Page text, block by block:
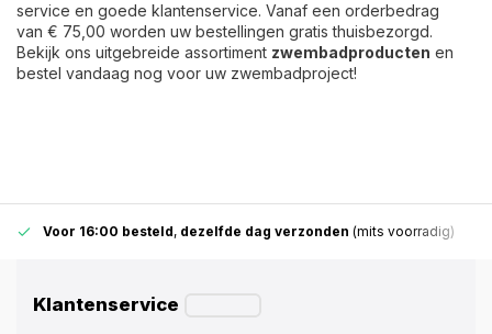
service en goede klantenservice. Vanaf een orderbedrag
van € 75,00 worden uw bestellingen gratis thuisbezorgd.
Bekijk ons uitgebreide assortiment zwembadproducten en
bestel vandaag nog voor uw zwembadproject!
Voor 16:00 besteld, dezelfde dag verzonden (mits voorradig)
Klantenservice